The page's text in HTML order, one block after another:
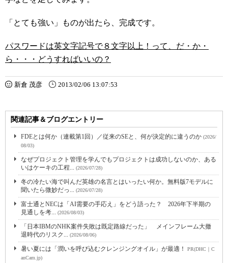
「とても強い」ものが出たら、完成です。
パスワードは英文字記号で８文字以上！って、だ・か・
ら・・・どうすればいいの？
新倉 茂彦 2013/02/06 13:07:53
関連記事＆ブログエントリー
FDEとは何か（連載第1回）／従来のSEと、何が決定的に違うのか (2026/
08/03)
なぜプロジェクト管理を学んでもプロジェクトは成功しないのか、ある
いはケーキの工程... (2026/07/28)
冬の冷たい海で叫んだ英雄の名言とはいったい何か。無料版7モデルに
聞いたら微妙だっ... (2026/07/28)
富士通とNECは「AI需要の手応え」をどう語った？ 2026年下半期の
見通しを考... (2026/08/03)
「日本IBMのNHK案件失敗は既定路線だった」 メインフレーム大撤
退時代のリスク... (2026/08/06)
暑い夏には「潤いを呼び込むクレンジングオイル」が最適！
PR(DHC｜C
anCam.jp)